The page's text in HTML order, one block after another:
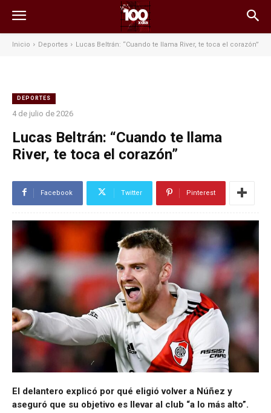
Inicio Deportes Lucas Beltrán: “Cuando te llama River, te toca el corazón”
DEPORTES
4 de julio de 2026
Lucas Beltrán: “Cuando te llama
River, te toca el corazón”
Facebook Twitter Pinterest
El delantero explicó por qué eligió volver a Núñez y
aseguró que su objetivo es llevar al club “a lo más alto”.